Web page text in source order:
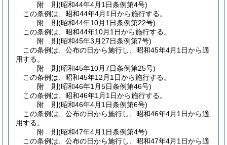
附 則(昭和44年4月1日条例第4号)
この条例は、昭和44年4月1日から施行する。
附 則(昭和44年10月1日条例第22号)
この条例は、昭和44年10月1日から施行する。
附 則(昭和45年3月27日条例第7号)
この条例は、公布の日から施行し、昭和45年4月1日から適
用する。
附 則(昭和45年10月7日条例第25号)
この条例は、昭和45年12月1日から施行する。
附 則(昭和46年1月5日条例第46号)
この条例は、昭和46年1月1日から施行する。
附 則(昭和46年4月1日条例第6号)
この条例は、公布の日から施行し、昭和46年4月1日から適
用する。
附 則(昭和47年4月1日条例第4号)
この条例は、公布の日から施行し、昭和47年4月1日から適